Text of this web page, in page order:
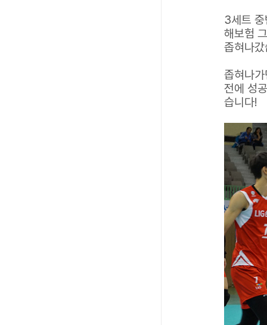
3세트
해보험
좁혀나
좁혀나
전에 성
습니다!